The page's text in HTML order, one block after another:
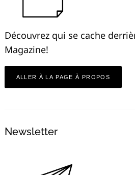
Découvrez qui se cache
Magazine!
ALLER À LA PAGE À PROPOS
Newsletter